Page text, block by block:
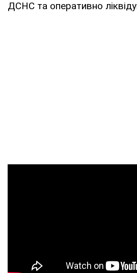
ДСНС та оперативно